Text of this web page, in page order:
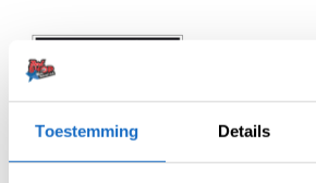
Toestemming Details
Artikelnummer:215692